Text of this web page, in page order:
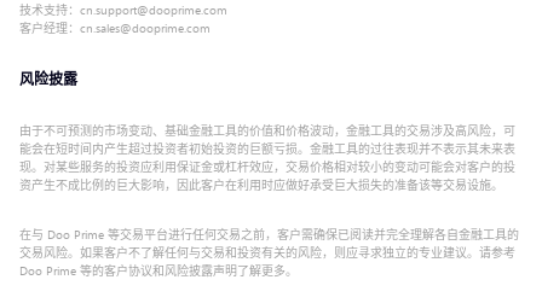
技术支持：cn.support@dooprime.com
客户经理：cn.sales@dooprime.com
风险披露
由于不可预测的市场变动、基础金融工具的价值和价格波动，金融工具的交易涉及高风险，可
能会在短时间内产生超过投资者初始投资的巨额亏损。金融工具的过往表现并不表示其未来表
现。对某些服务的投资应利用保证金或杠杆效应，交易价格相对较小的变动可能会对客户的投
资产生不成比例的巨大影响，因此客户在利用时应做好承受巨大损失的准备该等交易设施。
在与 Doo Prime 等交易平台进行任何交易之前，客户需确保已阅读并完全理解各自金融工具的
交易风险。如果客户不了解任何与交易和投资有关的风险，则应寻求独立的专业建议。请参考
Doo Prime 等的客户协议和风险披露声明了解更多。